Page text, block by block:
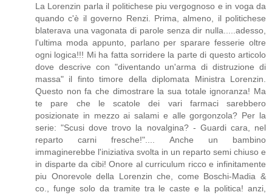
La Lorenzin parla il politichese piu vergognoso e in voga da
quando c'è il governo Renzi. Prima, almeno, il politichese
blaterava una vagonata di parole senza dir nulla.....adesso,
l'ultima moda appunto, parlano per sparare fesserie oltre
ogni logica!!! Mi ha fatta sorridere la parte di questo articolo
dove descrive con "diventando un'arma di distruzione di
massa" il finto timore della diplomata Ministra Lorenzin.
Questo non fa che dimostrare la sua totale ignoranza! Ma
te pare che le scatole dei vari farmaci sarebbero
posizionate in mezzo ai salami e alle gorgonzola? Per la
serie: "Scusi dove trovo la novalgina? - Guardi cara, nel
reparto carni fresche!".... Anche un bambino
immaginerebbe l'iniziativa svolta in un reparto semi chiuso e
in disparte da cibi! Onore al curriculum ricco e infinitamente
piu Onorevole della Lorenzin che, come Boschi-Madia &
co., funge solo da tramite tra le caste e la politica! anzi,